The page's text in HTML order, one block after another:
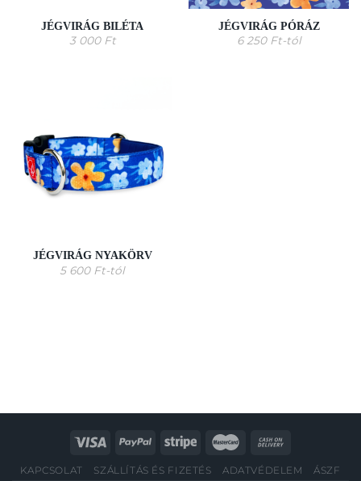
JÉGVIRÁG BILÉTA
3 000 Ft
JÉGVIRÁG PÓRÁZ
6 250 Ft-tól
JÉGVIRÁG NYAKÖRV
5 600 Ft-tól
KAPCSOLAT SZÁLLÍTÁS ÉS FIZETÉS ADATVÉDELEM ÁSZF